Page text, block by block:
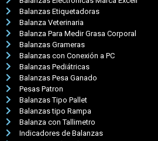
Balanzas Etiquetadoras
Balanza Veterinaria
Balanza Para Medir Grasa Corporal
Balanzas Grameras
Balanzas con Conexión a PC
Balanzas Pediátricas
Balanzas Pesa Ganado
Pesas Patron
Balanzas Tipo Pallet
Balanzas tipo Rampa
Balanza con Tallimetro
Indicadores de Balanzas